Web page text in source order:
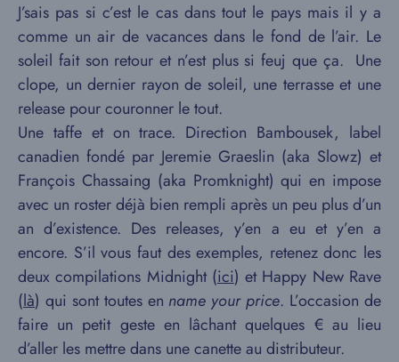
J’sais pas si c’est le cas dans tout le pays mais il y a
comme un air de vacances dans le fond de l’air. Le
soleil fait son retour et n’est plus si feuj que ça. Une
clope, un dernier rayon de soleil, une terrasse et une
release pour couronner le tout.
Une taffe et on trace. Direction Bambousek, label
canadien fondé par Jeremie Graeslin (aka Slowz) et
François Chassaing (aka Promknight) qui en impose
avec un roster déjà bien rempli après un peu plus d’un
an d’existence. Des releases, y’en a eu et y’en a
encore. S’il vous faut des exemples, retenez donc les
deux compilations Midnight (ici) et Happy New Rave
(là) qui sont toutes en name your price. L’occasion de
faire un petit geste en lâchant quelques € au lieu
d’aller les mettre dans une canette au distributeur.